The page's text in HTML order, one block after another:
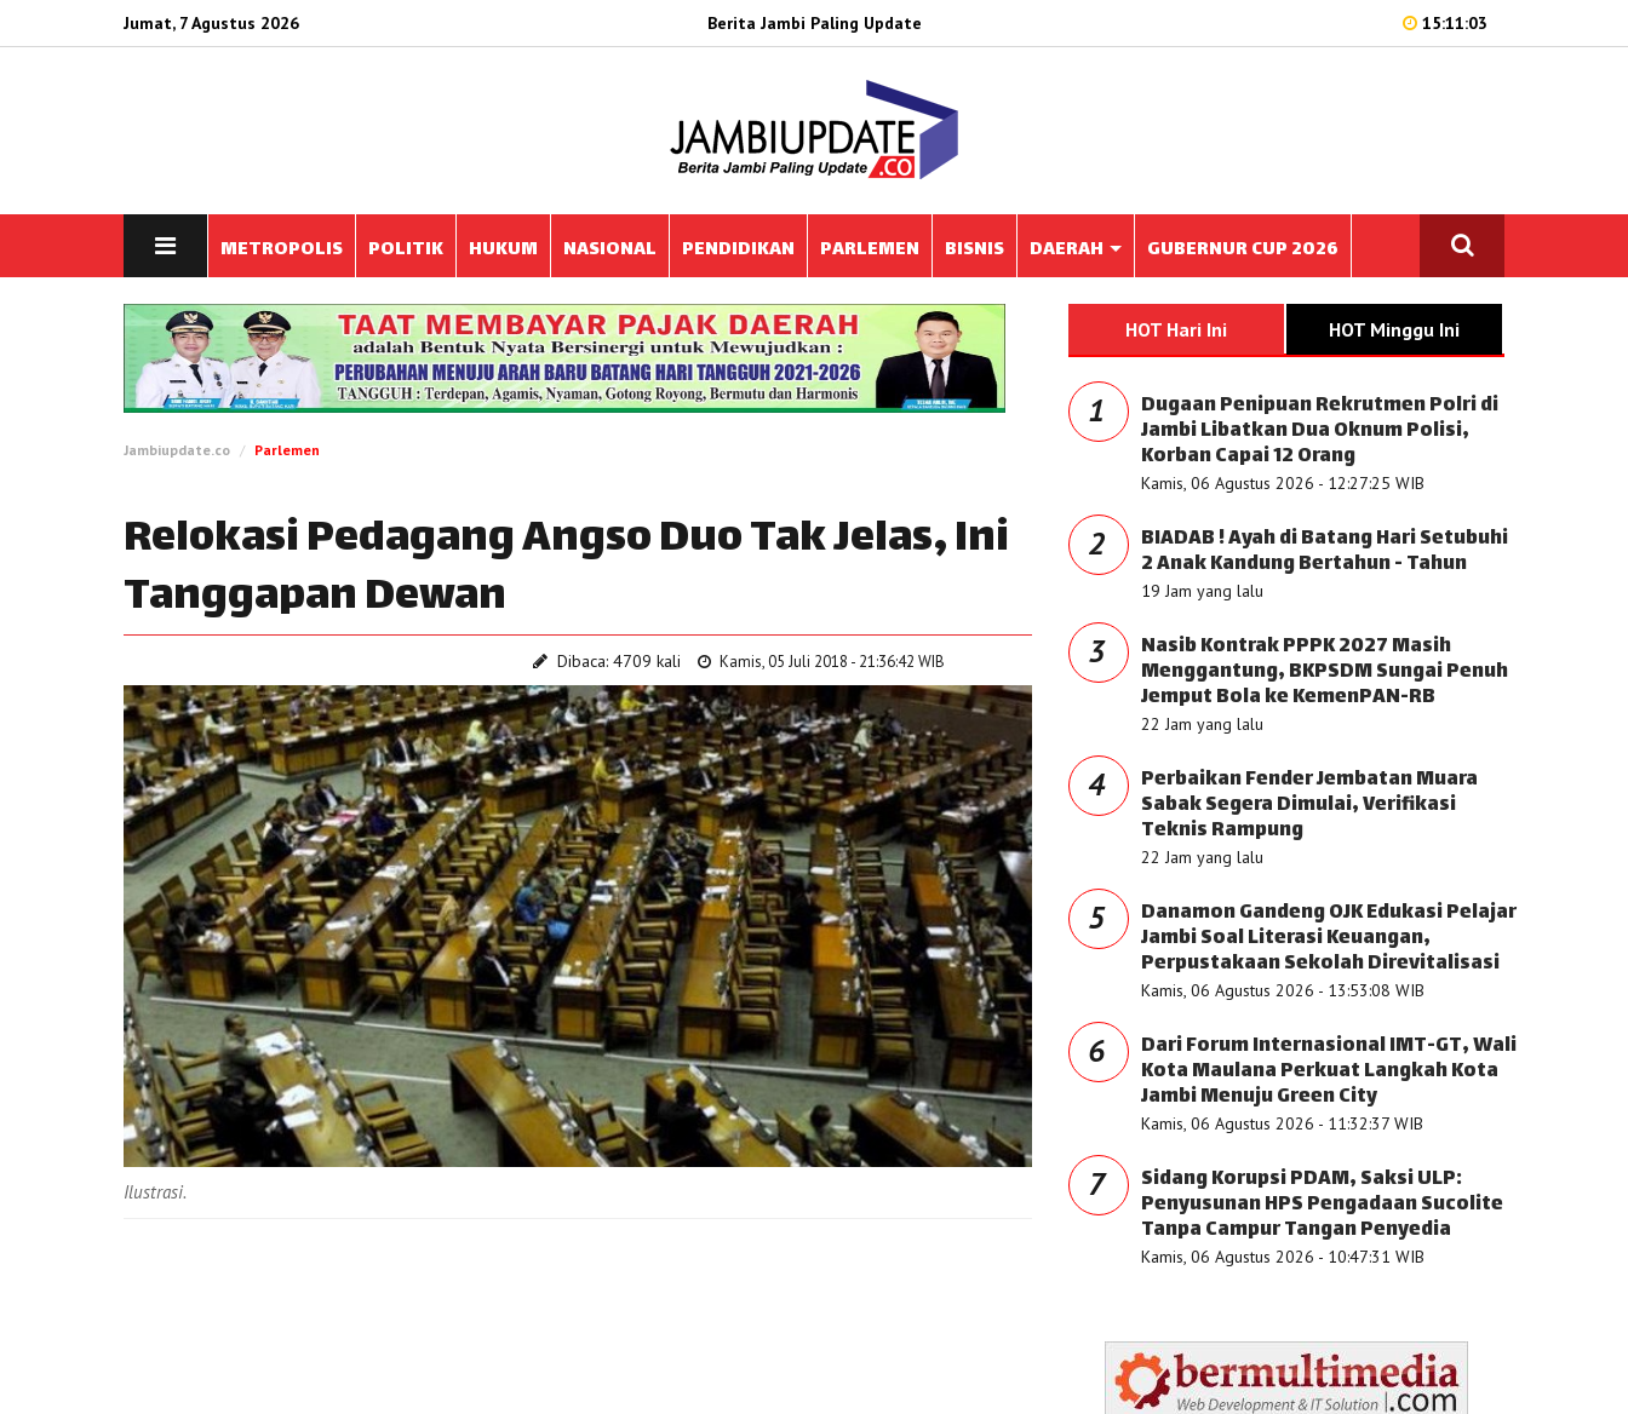
Jumat, 7 Agustus 2026 Berita Jambi Paling Update 15:11:03
METROPOLIS POLITIK HUKUM NASIONAL PENDIDIKAN PARLEMEN BISNIS DAERAH GUBERNUR CUP 2026
Jambiupdate.co Parlemen
Relokasi Pedagang Angso Duo Tak Jelas, Ini
Tanggapan Dewan
Dibaca: 4709 kali Kamis, 05 Juli 2018 - 21:36:42 WIB
Ilustrasi.
HOT Hari Ini HOT Minggu Ini
1 Dugaan Penipuan Rekrutmen Polri di
Jambi Libatkan Dua Oknum Polisi,
Korban Capai 12 Orang
Kamis, 06 Agustus 2026 - 12:27:25 WIB
2 BIADAB ! Ayah di Batang Hari Setubuhi
2 Anak Kandung Bertahun - Tahun
19 Jam yang lalu
3 Nasib Kontrak PPPK 2027 Masih
Menggantung, BKPSDM Sungai Penuh
Jemput Bola ke KemenPAN-RB
22 Jam yang lalu
4 Perbaikan Fender Jembatan Muara
Sabak Segera Dimulai, Verifikasi
Teknis Rampung
22 Jam yang lalu
5 Danamon Gandeng OJK Edukasi Pelajar
Jambi Soal Literasi Keuangan,
Perpustakaan Sekolah Direvitalisasi
Kamis, 06 Agustus 2026 - 13:53:08 WIB
6 Dari Forum Internasional IMT-GT, Wali
Kota Maulana Perkuat Langkah Kota
Jambi Menuju Green City
Kamis, 06 Agustus 2026 - 11:32:37 WIB
7 Sidang Korupsi PDAM, Saksi ULP:
Penyusunan HPS Pengadaan Sucolite
Tanpa Campur Tangan Penyedia
Kamis, 06 Agustus 2026 - 10:47:31 WIB